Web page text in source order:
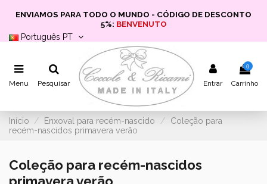
ENVIAMOS PARA TODO O MUNDO - CÓDIGO DE DESCONTO
5%: BENVENUTO
Português PT
Menu Pesquisar Entrar
0
Carrinho
Início Enxoval para recém-nascido
Coleção para
recém-nascidos primavera verão
Coleção para recém-nascidos
primavera verão